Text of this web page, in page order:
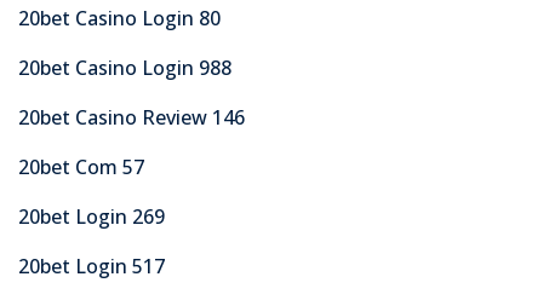
20bet Casino Login 80
20bet Casino Login 988
20bet Casino Review 146
20bet Com 57
20bet Login 269
20bet Login 517